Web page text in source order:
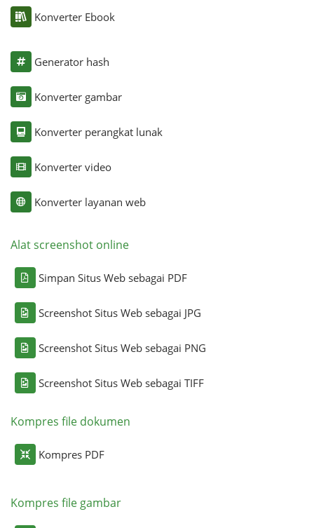
Konverter Ebook
Generator hash
Konverter gambar
Konverter perangkat lunak
Konverter video
Konverter layanan web
Alat screenshot online
Simpan Situs Web sebagai PDF
Screenshot Situs Web sebagai JPG
Screenshot Situs Web sebagai PNG
Screenshot Situs Web sebagai TIFF
Kompres file dokumen
Kompres PDF
Kompres file gambar